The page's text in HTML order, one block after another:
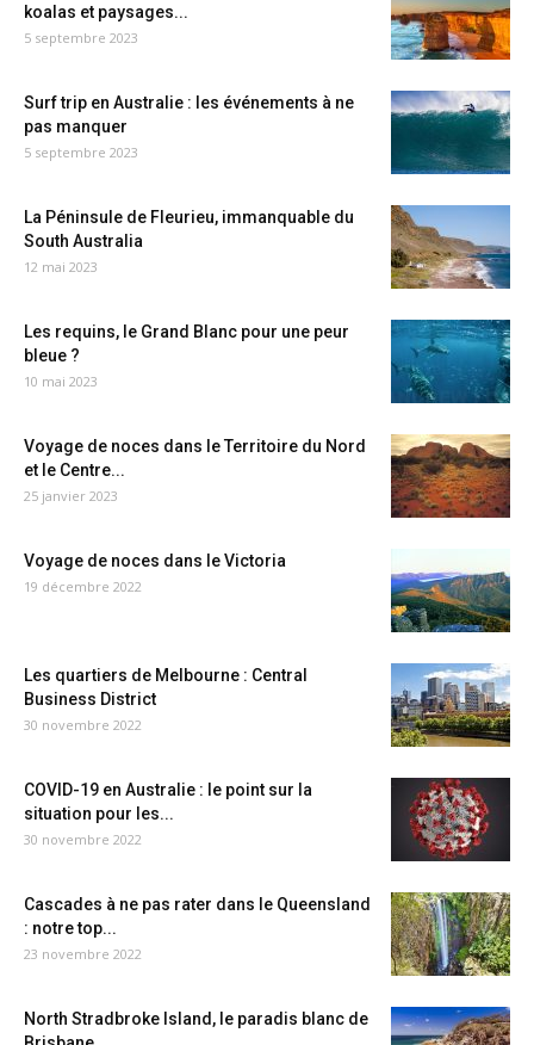
koalas et paysages...
5 septembre 2023
Surf trip en Australie : les événements à ne
pas manquer
5 septembre 2023
La Péninsule de Fleurieu, immanquable du
South Australia
12 mai 2023
Les requins, le Grand Blanc pour une peur
bleue ?
10 mai 2023
Voyage de noces dans le Territoire du Nord
et le Centre...
25 janvier 2023
Voyage de noces dans le Victoria
19 décembre 2022
Les quartiers de Melbourne : Central
Business District
30 novembre 2022
COVID-19 en Australie : le point sur la
situation pour les...
30 novembre 2022
Cascades à ne pas rater dans le Queensland
: notre top...
23 novembre 2022
North Stradbroke Island, le paradis blanc de